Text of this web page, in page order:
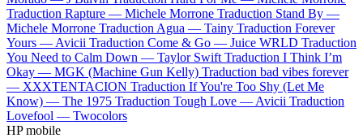
Traduction Rapture — Michele Morrone Traduction Stand By —
Michele Morrone Traduction Agua — Tainy Traduction Forever
Yours — Avicii Traduction Come & Go — Juice WRLD Traduction
You Need to Calm Down — Taylor Swift Traduction I Think I’m
Okay — MGK (Machine Gun Kelly) Traduction bad vibes forever
— XXXTENTACION Traduction If You're Too Shy (Let Me
Know) — The 1975 Traduction Tough Love — Avicii Traduction
Lovefool — Twocolors
HP mobile